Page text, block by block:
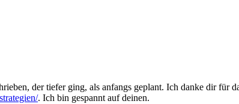
der tiefer ging, als anfangs geplant. Ich danke dir für
. Ich bin gespannt auf deinen.